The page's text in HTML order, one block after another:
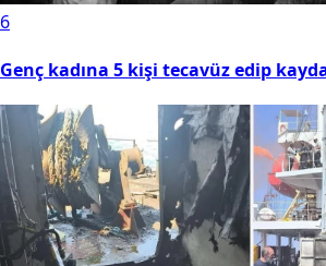
6
Genç kadına 5 kişi tecavüz edip